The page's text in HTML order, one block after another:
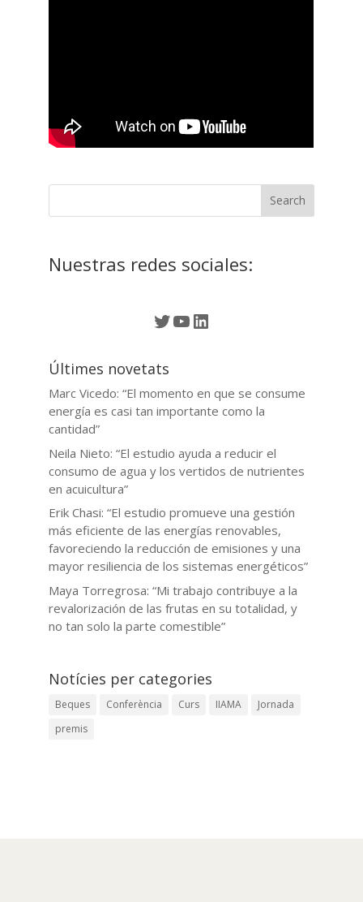
Nuestras redes sociales:
Twitter
YouTube
LinkedIn
Últimes novetats
Marc Vicedo: “El momento en que se consume
energía es casi tan importante como la
cantidad”
Neila Nieto: “El estudio ayuda a reducir el
consumo de agua y los vertidos de nutrientes
en acuicultura”
Erik Chasi: “El estudio promueve una gestión
más eficiente de las energías renovables,
favoreciendo la reducción de emisiones y una
mayor resiliencia de los sistemas energéticos”
Maya Torregrosa: “Mi trabajo contribuye a la
revalorización de las frutas en su totalidad, y
no tan solo la parte comestible”
Notícies per categories
Beques Conferència Curs IIAMA
Jornada
premis